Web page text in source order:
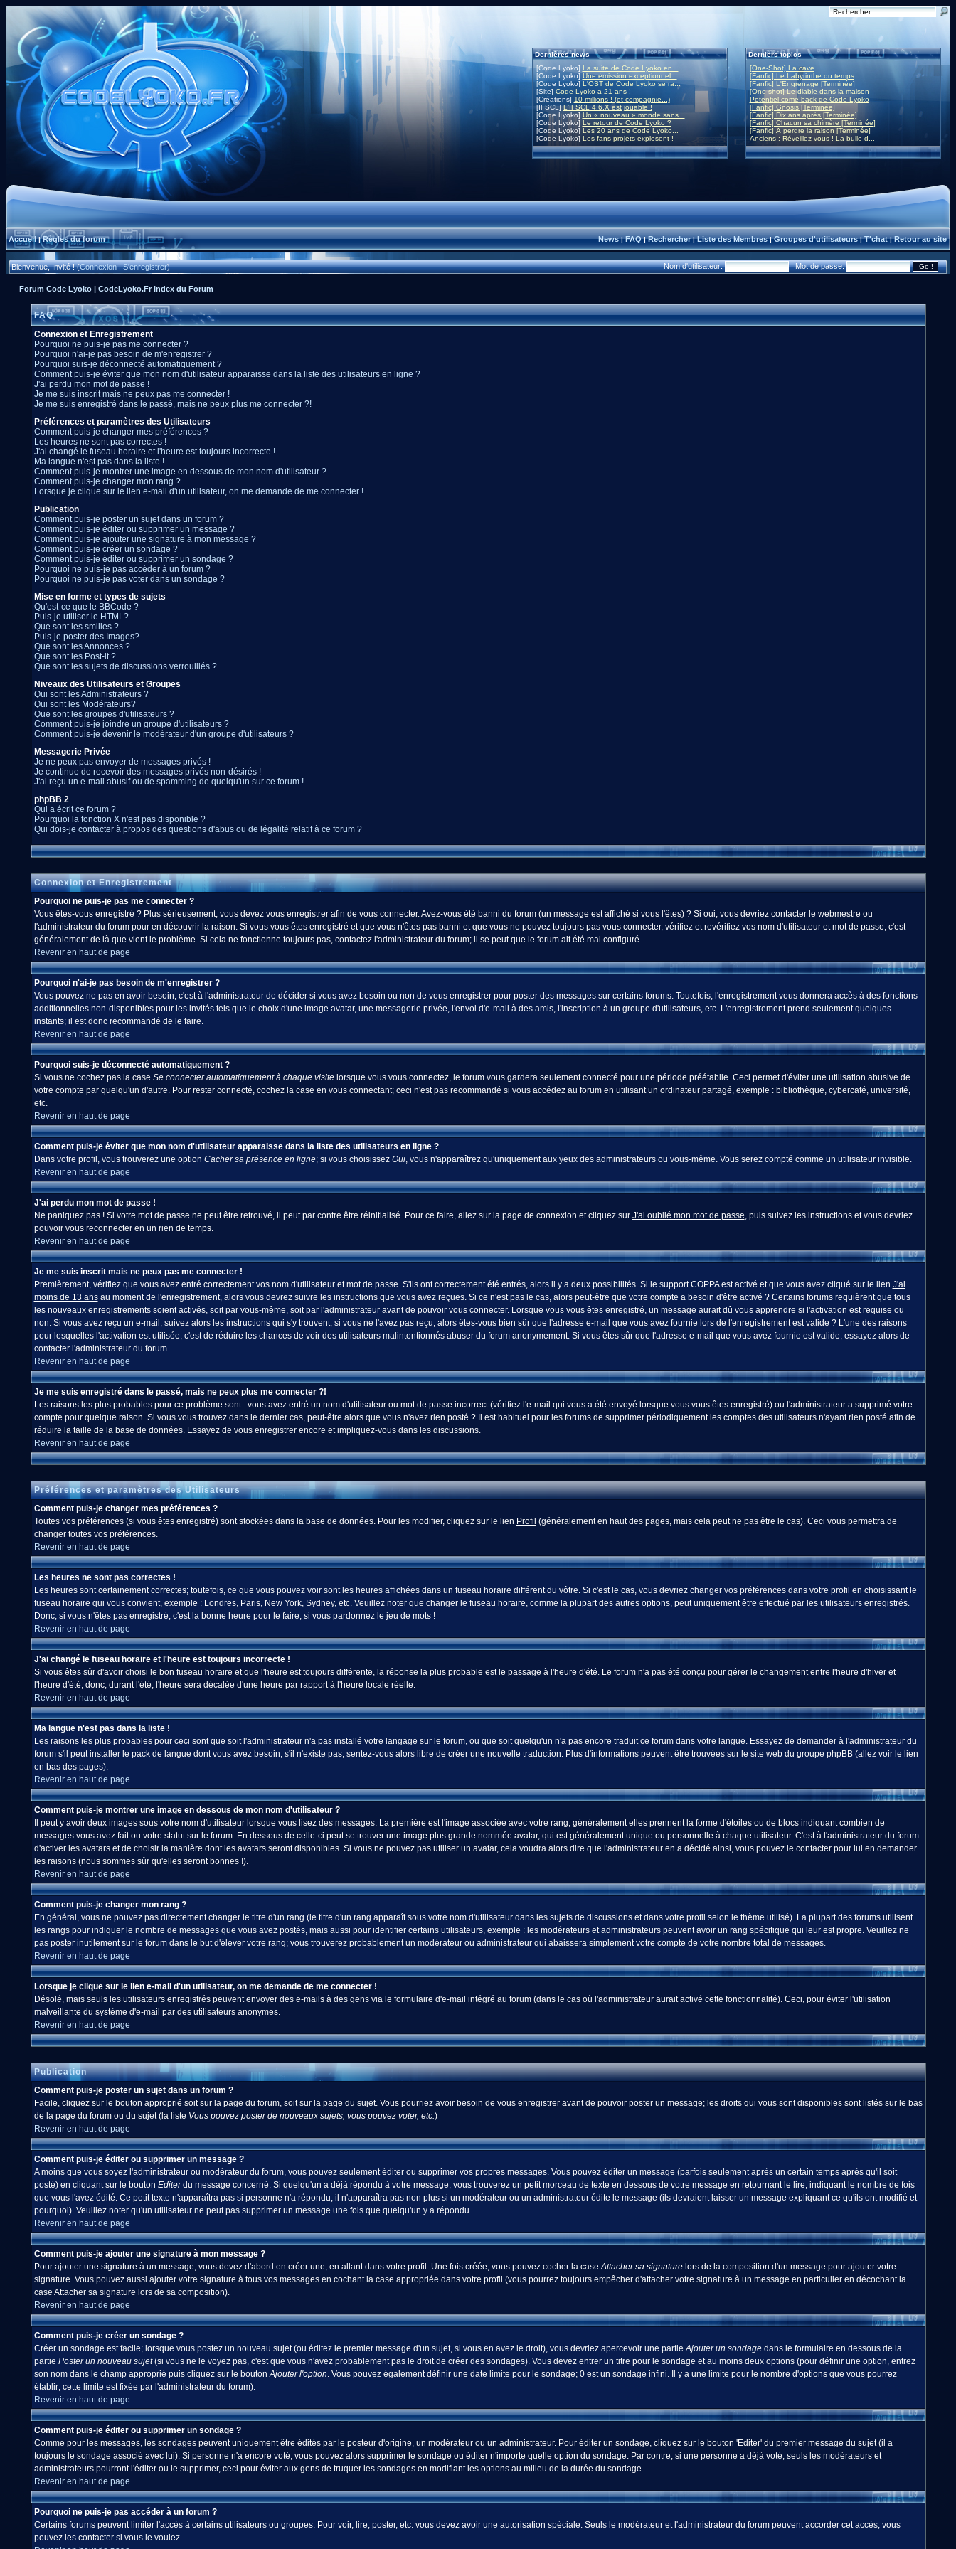
Dernières news
[Code Lyoko] La suite de Code Lyoko en...
[Code Lyoko]Une émission exceptionnel...
[Code Lyoko] L'OST de Code Lyoko se ra...
[Site] Code Lyoko a 21 ans !
[Créations] 10 millions ! (et compagnie...)
[IFSCL]L'IFSCL 4.6.X est jouable !
[Code Lyoko] Un « nouveau » monde sans...
[Code Lyoko] Le retour de Code Lyoko ?
[Code Lyoko] Les 20 ans de Code Lyoko...
[Code Lyoko] Les fans projets explosent !
Derniers topics
[One-Shot] La cave
[Fanfic] Le Labyrinthe du temps
[Fanfic] L'Engrenage [Terminée]
[One-shot] Le diable dans la maison
Potentiel come back de Code Lyoko
[Fanfic] Gnosis [Terminée]
[Fanfic] Dix ans après [Terminée]
[Fanfic] Chacun sa chimère [Terminée]
[Fanfic] À perdre la raison [Terminée]
Anciens : Réveillez-vous ! La bulle d...
Accueil|Règles du forum News|FAQ|Rechercher|Liste des Membres|Groupes d'utilisateurs|T'chat|Retour au site
Bienvenue, Invité ! (Connexion|S'enregistrer) Nom d'utilisateur: Mot de passe:
Forum Code Lyoko | CodeLyoko.Fr Index du Forum
FAQ
Connexion et Enregistrement
Pourquoi ne puis-je pas me connecter ?
Pourquoi n'ai-je pas besoin de m'enregistrer ?
Pourquoi suis-je déconnecté automatiquement ?
Comment puis-je éviter que mon nom d'utilisateur apparaisse dans la liste des utilisateurs en ligne ?
J'ai perdu mon mot de passe !
Je me suis inscrit mais ne peux pas me connecter !
Je me suis enregistré dans le passé, mais ne peux plus me connecter ?!
Préférences et paramètres des Utilisateurs
Comment puis-je changer mes préférences ?
Les heures ne sont pas correctes !
J'ai changé le fuseau horaire et l'heure est toujours incorrecte !
Ma langue n'est pas dans la liste !
Comment puis-je montrer une image en dessous de mon nom d'utilisateur ?
Comment puis-je changer mon rang ?
Lorsque je clique sur le lien e-mail d'un utilisateur, on me demande de me connecter !
Publication
Comment puis-je poster un sujet dans un forum ?
Comment puis-je éditer ou supprimer un message ?
Comment puis-je ajouter une signature à mon message ?
Comment puis-je créer un sondage ?
Comment puis-je éditer ou supprimer un sondage ?
Pourquoi ne puis-je pas accéder à un forum ?
Pourquoi ne puis-je pas voter dans un sondage ?
Mise en forme et types de sujets
Qu'est-ce que le BBCode ?
Puis-je utiliser le HTML?
Que sont les smilies ?
Puis-je poster des Images?
Que sont les Annonces ?
Que sont les Post-it ?
Que sont les sujets de discussions verrouillés ?
Niveaux des Utilisateurs et Groupes
Qui sont les Administrateurs ?
Qui sont les Modérateurs?
Que sont les groupes d'utilisateurs ?
Comment puis-je joindre un groupe d'utilisateurs ?
Comment puis-je devenir le modérateur d'un groupe d'utilisateurs ?
Messagerie Privée
Je ne peux pas envoyer de messages privés !
Je continue de recevoir des messages privés non-désirés !
J'ai reçu un e-mail abusif ou de spamming de quelqu'un sur ce forum !
phpBB 2
Qui a écrit ce forum ?
Pourquoi la fonction X n'est pas disponible ?
Qui dois-je contacter à propos des questions d'abus ou de légalité relatif à ce forum ?
Connexion et Enregistrement
Pourquoi ne puis-je pas me connecter ?
Vous êtes-vous enregistré ? Plus sérieusement, vous devez vous enregistrer afin de vous connecter. Avez-vous été banni du forum (un message est affiché si vous l'êtes) ? Si oui, vous devriez contacter le webmestre ou
l'administrateur du forum pour en découvrir la raison. Si vous vous êtes enregistré et que vous n'êtes pas banni et que vous ne pouvez toujours pas vous connecter, vérifiez et revérifiez vos nom d'utilisateur et mot de passe; c'est
généralement de là que vient le problème. Si cela ne fonctionne toujours pas, contactez l'administrateur du forum; il se peut que le forum ait été mal configuré.
Revenir en haut de page
Pourquoi n'ai-je pas besoin de m'enregistrer ?
Vous pouvez ne pas en avoir besoin; c'est à l'administrateur de décider si vous avez besoin ou non de vous enregistrer pour poster des messages sur certains forums. Toutefois, l'enregistrement vous donnera accès à des fonctions
additionnelles non-disponibles pour les invités tels que le choix d'une image avatar, une messagerie privée, l'envoi d'e-mail à des amis, l'inscription à un groupe d'utilisateurs, etc. L'enregistrement prend seulement quelques
instants; il est donc recommandé de le faire.
Revenir en haut de page
Pourquoi suis-je déconnecté automatiquement ?
Si vous ne cochez pas la case Se connecter automatiquement à chaque visitelorsque vous vous connectez, le forum vous gardera seulement connecté pour une période préétablie. Ceci permet d'éviter une utilisation abusive de
votre compte par quelqu'un d'autre. Pour rester connecté, cochez la case en vous connectant; ceci n'est pas recommandé si vous accédez au forum en utilisant un ordinateur partagé, exemple : bibliothèque, cybercafé, université,
etc.
Revenir en haut de page
Comment puis-je éviter que mon nom d'utilisateur apparaisse dans la liste des utilisateurs en ligne ?
Dans votre profil, vous trouverez une option Cacher sa présence en ligne; si vous choisissez Oui, vous n'apparaîtrez qu'uniquement aux yeux des administrateurs ou vous-même. Vous serez compté comme un utilisateur invisible.
Revenir en haut de page
J'ai perdu mon mot de passe !
Ne paniquez pas ! Si votre mot de passe ne peut être retrouvé, il peut par contre être réinitialisé. Pour ce faire, allez sur la page de connexion et cliquez sur J'ai oublié mon mot de passe, puis suivez les instructions et vous devriez
pouvoir vous reconnecter en un rien de temps.
Revenir en haut de page
Je me suis inscrit mais ne peux pas me connecter !
Premièrement, vérifiez que vous avez entré correctement vos nom d'utilisateur et mot de passe. S'ils ont correctement été entrés, alors il y a deux possibilités. Si le support COPPA est activé et que vous avez cliqué sur le lien J'ai
moins de 13 ansau moment de l'enregistrement, alors vous devrez suivre les instructions que vous avez reçues. Si ce n'est pas le cas, alors peut-être que votre compte a besoin d'être activé ? Certains forums requièrent que tous
les nouveaux enregistrements soient activés, soit par vous-même, soit par l'administrateur avant de pouvoir vous connecter. Lorsque vous vous êtes enregistré, un message aurait dû vous apprendre si l'activation est requise ou
non. Si vous avez reçu un e-mail, suivez alors les instructions qui s'y trouvent; si vous ne l'avez pas reçu, alors êtes-vous bien sûr que l'adresse e-mail que vous avez fournie lors de l'enregistrement est valide ? L'une des raisons
pour lesquelles l'activation est utilisée, c'est de réduire les chances de voir des utilisateurs malintentionnés abuser du forum anonymement. Si vous êtes sûr que l'adresse e-mail que vous avez fournie est valide, essayez alors de
contacter l'administrateur du forum.
Revenir en haut de page
Je me suis enregistré dans le passé, mais ne peux plus me connecter ?!
Les raisons les plus probables pour ce problème sont : vous avez entré un nom d'utilisateur ou mot de passe incorrect (vérifiez l'e-mail qui vous a été envoyé lorsque vous vous êtes enregistré) ou l'administrateur a supprimé votre
compte pour quelque raison. Si vous vous trouvez dans le dernier cas, peut-être alors que vous n'avez rien posté ? Il est habituel pour les forums de supprimer périodiquement les comptes des utilisateurs n'ayant rien posté afin de
réduire la taille de la base de données. Essayez de vous enregistrer encore et impliquez-vous dans les discussions.
Revenir en haut de page
Préférences et paramètres des Utilisateurs
Comment puis-je changer mes préférences ?
Toutes vos préférences (si vous êtes enregistré) sont stockées dans la base de données. Pour les modifier, cliquez sur le lien Profil (généralement en haut des pages, mais cela peut ne pas être le cas). Ceci vous permettra de
changer toutes vos préférences.
Revenir en haut de page
Les heures ne sont pas correctes !
Les heures sont certainement correctes; toutefois, ce que vous pouvez voir sont les heures affichées dans un fuseau horaire différent du vôtre. Si c'est le cas, vous devriez changer vos préférences dans votre profil en choisissant le
fuseau horaire qui vous convient, exemple : Londres, Paris, New York, Sydney, etc. Veuillez noter que changer le fuseau horaire, comme la plupart des autres options, peut uniquement être effectué par les utilisateurs enregistrés.
Donc, si vous n'êtes pas enregistré, c'est la bonne heure pour le faire, si vous pardonnez le jeu de mots !
Revenir en haut de page
J'ai changé le fuseau horaire et l'heure est toujours incorrecte !
Si vous êtes sûr d'avoir choisi le bon fuseau horaire et que l'heure est toujours différente, la réponse la plus probable est le passage à l'heure d'été. Le forum n'a pas été conçu pour gérer le changement entre l'heure d'hiver et
l'heure d'été; donc, durant l'été, l'heure sera décalée d'une heure par rapport à l'heure locale réelle.
Revenir en haut de page
Ma langue n'est pas dans la liste !
Les raisons les plus probables pour ceci sont que soit l'administrateur n'a pas installé votre langage sur le forum, ou que soit quelqu'un n'a pas encore traduit ce forum dans votre langue. Essayez de demander à l'administrateur du
forum s'il peut installer le pack de langue dont vous avez besoin; s'il n'existe pas, sentez-vous alors libre de créer une nouvelle traduction. Plus d'informations peuvent être trouvées sur le site web du groupe phpBB (allez voir le lien
en bas des pages).
Revenir en haut de page
Comment puis-je montrer une image en dessous de mon nom d'utilisateur ?
Il peut y avoir deux images sous votre nom d'utilisateur lorsque vous lisez des messages. La première est l'image associée avec votre rang, généralement elles prennent la forme d'étoiles ou de blocs indiquant combien de
messages vous avez fait ou votre statut sur le forum. En dessous de celle-ci peut se trouver une image plus grande nommée avatar, qui est généralement unique ou personnelle à chaque utilisateur. C'est à l'administrateur du forum
d'activer les avatars et de choisir la manière dont les avatars seront disponibles. Si vous ne pouvez pas utiliser un avatar, cela voudra alors dire que l'administrateur en a décidé ainsi, vous pouvez le contacter pour lui en demander
les raisons (nous sommes sûr qu'elles seront bonnes !).
Revenir en haut de page
Comment puis-je changer mon rang ?
En général, vous ne pouvez pas directement changer le titre d'un rang (le titre d'un rang apparaît sous votre nom d'utilisateur dans les sujets de discussions et dans votre profil selon le thème utilisé). La plupart des forums utilisent
les rangs pour indiquer le nombre de messages que vous avez postés, mais aussi pour identifier certains utilisateurs, exemple : les modérateurs et administrateurs peuvent avoir un rang spécifique qui leur est propre. Veuillez ne
pas poster inutilement sur le forum dans le but d'élever votre rang; vous trouverez probablement un modérateur ou administrateur qui abaissera simplement votre compte de votre nombre total de messages.
Revenir en haut de page
Lorsque je clique sur le lien e-mail d'un utilisateur, on me demande de me connecter !
Désolé, mais seuls les utilisateurs enregistrés peuvent envoyer des e-mails à des gens via le formulaire d'e-mail intégré au forum (dans le cas où l'administrateur aurait activé cette fonctionnalité). Ceci, pour éviter l'utilisation
malveillante du système d'e-mail par des utilisateurs anonymes.
Revenir en haut de page
Publication
Comment puis-je poster un sujet dans un forum ?
Facile, cliquez sur le bouton approprié soit sur la page du forum, soit sur la page du sujet. Vous pourriez avoir besoin de vous enregistrer avant de pouvoir poster un message; les droits qui vous sont disponibles sont listés sur le bas
de la page du forum ou du sujet (la liste Vous pouvez poster de nouveaux sujets, vous pouvez voter, etc.)
Revenir en haut de page
Comment puis-je éditer ou supprimer un message ?
A moins que vous soyez l'administrateur ou modérateur du forum, vous pouvez seulement éditer ou supprimer vos propres messages. Vous pouvez éditer un message (parfois seulement après un certain temps après qu'il soit
posté) en cliquant sur le bouton Editerdu message concerné. Si quelqu'un a déjà répondu à votre message, vous trouverez un petit morceau de texte en dessous de votre message en retournant le lire, indiquant le nombre de fois
que vous l'avez édité. Ce petit texte n'apparaîtra pas si personne n'a répondu, il n'apparaîtra pas non plus si un modérateur ou un administrateur édite le message (ils devraient laisser un message expliquant ce qu'ils ont modifié et
pourquoi). Veuillez noter qu'un utilisateur ne peut pas supprimer un message une fois que quelqu'un y a répondu.
Revenir en haut de page
Comment puis-je ajouter une signature à mon message ?
Pour ajouter une signature à un message, vous devez d'abord en créer une, en allant dans votre profil. Une fois créée, vous pouvez cocher la caseAttacher sa signaturelors de la composition d'un message pour ajouter votre
signature. Vous pouvez aussi ajouter votre signature à tous vos messages en cochant la case appropriée dans votre profil (vous pourrez toujours empêcher d'attacher votre signature à un message en particulier en décochant la
case Attacher sa signature lors de sa composition).
Revenir en haut de page
Comment puis-je créer un sondage ?
Créer un sondage est facile; lorsque vous postez un nouveau sujet (ou éditez le premier message d'un sujet, si vous en avez le droit), vous devriez apercevoir une partieAjouter un sondagedans le formulaire en dessous de la
partie Poster un nouveau sujet(si vous ne le voyez pas, c'est que vous n'avez probablement pas le droit de créer des sondages). Vous devez entrer un titre pour le sondage et au moins deux options (pour définir une option, entrez
son nom dans le champ approprié puis cliquez sur le boutonAjouter l'option. Vous pouvez également définir une date limite pour le sondage; 0 est un sondage infini. Il y a une limite pour le nombre d'options que vous pourrez
établir; cette limite est fixée par l'administrateur du forum).
Revenir en haut de page
Comment puis-je éditer ou supprimer un sondage ?
Comme pour les messages, les sondages peuvent uniquement être édités par le posteur d'origine, un modérateur ou un administrateur. Pour éditer un sondage, cliquez sur le bouton 'Editer' du premier message du sujet (il a
toujours le sondage associé avec lui). Si personne n'a encore voté, vous pouvez alors supprimer le sondage ou éditer n'importe quelle option du sondage. Par contre, si une personne a déjà voté, seuls les modérateurs et
administrateurs pourront l'éditer ou le supprimer, ceci pour éviter aux gens de truquer les sondages en modifiant les options au milieu de la durée du sondage.
Revenir en haut de page
Pourquoi ne puis-je pas accéder à un forum ?
Certains forums peuvent limiter l'accès à certains utilisateurs ou groupes. Pour voir, lire, poster, etc. vous devez avoir une autorisation spéciale. Seuls le modérateur et l'administrateur du forum peuvent accorder cet accès; vous
pouvez les contacter si vous le voulez.